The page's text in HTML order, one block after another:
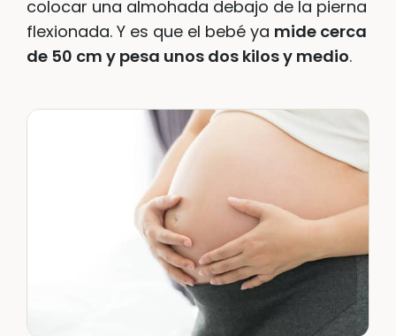
colocar una almohada debajo de la pierna
flexionada. Y es que el bebé ya mide cerca
de 50 cm y pesa unos dos kilos y medio.